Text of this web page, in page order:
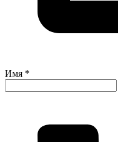
Имя *